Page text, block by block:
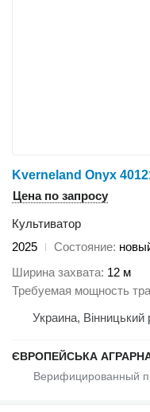
Kverneland Onyx
Цена по запросу
Культиватор
2025
Состояние
Ширина захвата 12 м
Требуемая мощность
Украина,
ЄВРОПЕЙСЬКА